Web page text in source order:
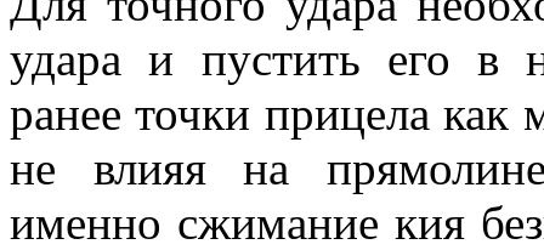
удара и пустить его в
ранее точки прицела
не влияя на
именно сжимание кия